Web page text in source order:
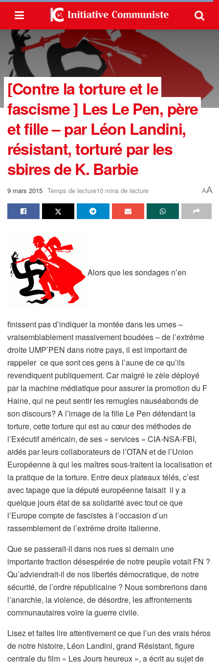
[Contre la torture et le
fascisme ] Les Le Pen, père
et fille – par Léon Landini,
résistant, torturé par les
sbires de K. Barbie
9 mars 2015 Temps de lecture10 mins de lecture AA
Alors que les sondages n’en
finissent pas d’indiquer la montée dans les urnes –
vraisemblablement massivement boudées – de l’extrême
droite UMP’PEN dans notre pays, il est important de
rappeler ce que sont ces gens à l’aune de ce qu’ils
revendiquent publiquement. Car malgré le zèle déployé
par la machine médiatique pour assurer la promotion du F
Haine, qui ne peut sentir les remugles nauséabonds de
son discours? A l’image de la fille Le Pen défendant la
torture, cette torture qui est au cœur des méthodes de
l’Exécutif américain, de ses « services » CIA-NSA-FBI,
aidés par leurs collaborateurs de l’OTAN et de l’Union
Européenne à qui les maîtres sous-traitent la localisation et
la pratique de la torture. Entre deux plateaux télés, c’est
avec tapage que la député européenne faisait il y a
quelque jours état de sa solidarité avec tout ce que
l’Europe compte de fascistes à l’occasion d’un
rassemblement de l’extrême droite italienne.
Que se passerait-il dans nos rues si demain une
importante fraction désespérée de notre peuple votait FN ?
Qu’adviendrait-il de nos libertés démocratique, de notre
sécurité, de l’ordre républicaine ? Nous sombrerions dans
l’anarchie, la violence, de désordre, les affrontements
communautaires voire la guerre civile.
Lisez et faites lire attentivement ce que l’un des vrais héros
de notre histoire, Léon Landini, grand Résistant, figure
centrale du film « Les Jours heureux », a écrit au sujet de